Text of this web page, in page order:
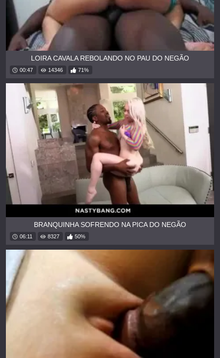
LOIRA CAVALA REBOLANDO NO PAU DO NEGÃO
00:47 14346 71%
BRANQUINHA SOFRENDO NA PICA DO NEGÃO
06:11 8327 50%